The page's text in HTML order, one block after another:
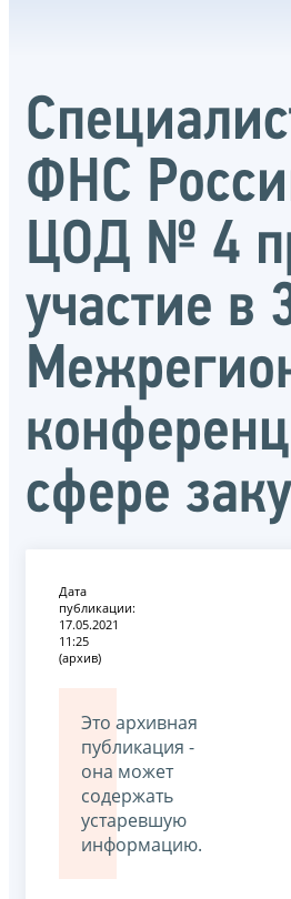
ФНС
ЦОД № 4
участие в
сфере
Дата
публикации:
17.05.2021
11:25
(архив)
Это архивная
публикация -
она может
содержать
устаревшую
информацию.